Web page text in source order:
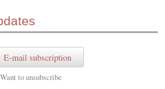
E-mail subscription
Want tounsubscribe